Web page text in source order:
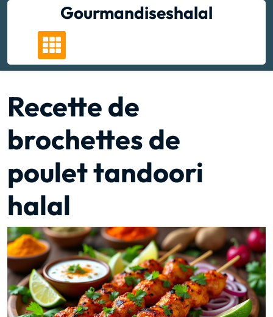
Gourmandiseshalal
Recette de
brochettes de
poulet tandoori
halal